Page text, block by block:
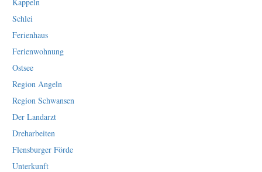
Schlei
Ferienhaus
Ferienwohnung
Ostsee
Region Angeln
Region Schwansen
Der Landarzt
Dreharbeiten
Flensburger Förde
Unterkunft